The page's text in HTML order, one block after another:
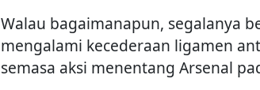
Walau bagaimanapun, segalanya
mengalami kecederaan ligamen
semasa aksi menentang Arsenal